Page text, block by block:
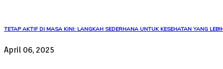
TETAP AKTIF DI MASA KINI: LANGKAH SEDERHANA UNTUK KESEHATAN YANG
April 06, 2025